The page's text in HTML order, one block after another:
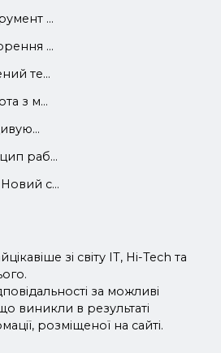
...
...
те...
з м...
раб...
с...
зі світу IT, Hi-Tech та
за можливі
виникли в результаті
розміщеної на сайті.